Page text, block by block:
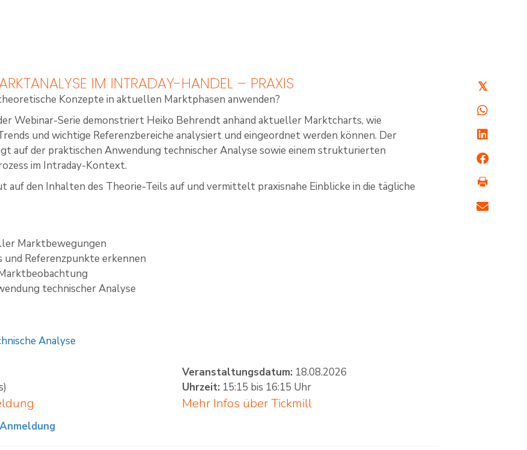
IM INTRADAY-HANDEL – PRAXIS
Konzepte in aktuellen Marktphasen anwenden?
Webinar-Serie demonstriert Heiko Behrendt anhand aktueller Marktcharts, wie
und wichtige Referenzbereiche analysiert und eingeordnet werden können. Der
auf der praktischen Anwendung technischer Analyse sowie einem strukturierten
im Intraday-Kontext.
auf den Inhalten des Theorie-Teils auf und vermittelt praxisnahe Einblicke in die tägliche
Marktbewegungen
und Referenzpunkte erkennen
technischer Analyse
Analyse
Veranstaltungsdatum:18.08.2026
Uhrzeit:15:15 bis 16:15 Uhr
Mehr Infos überTickmill
𝕏